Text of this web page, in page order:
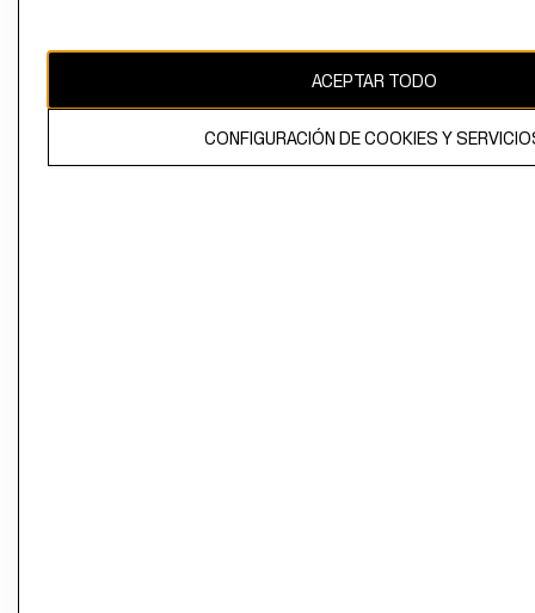
El contenido de esta página web está protegido por copyright y es
ACEPTAR TODO
CONFIGURACIÓN DE COOKIES Y